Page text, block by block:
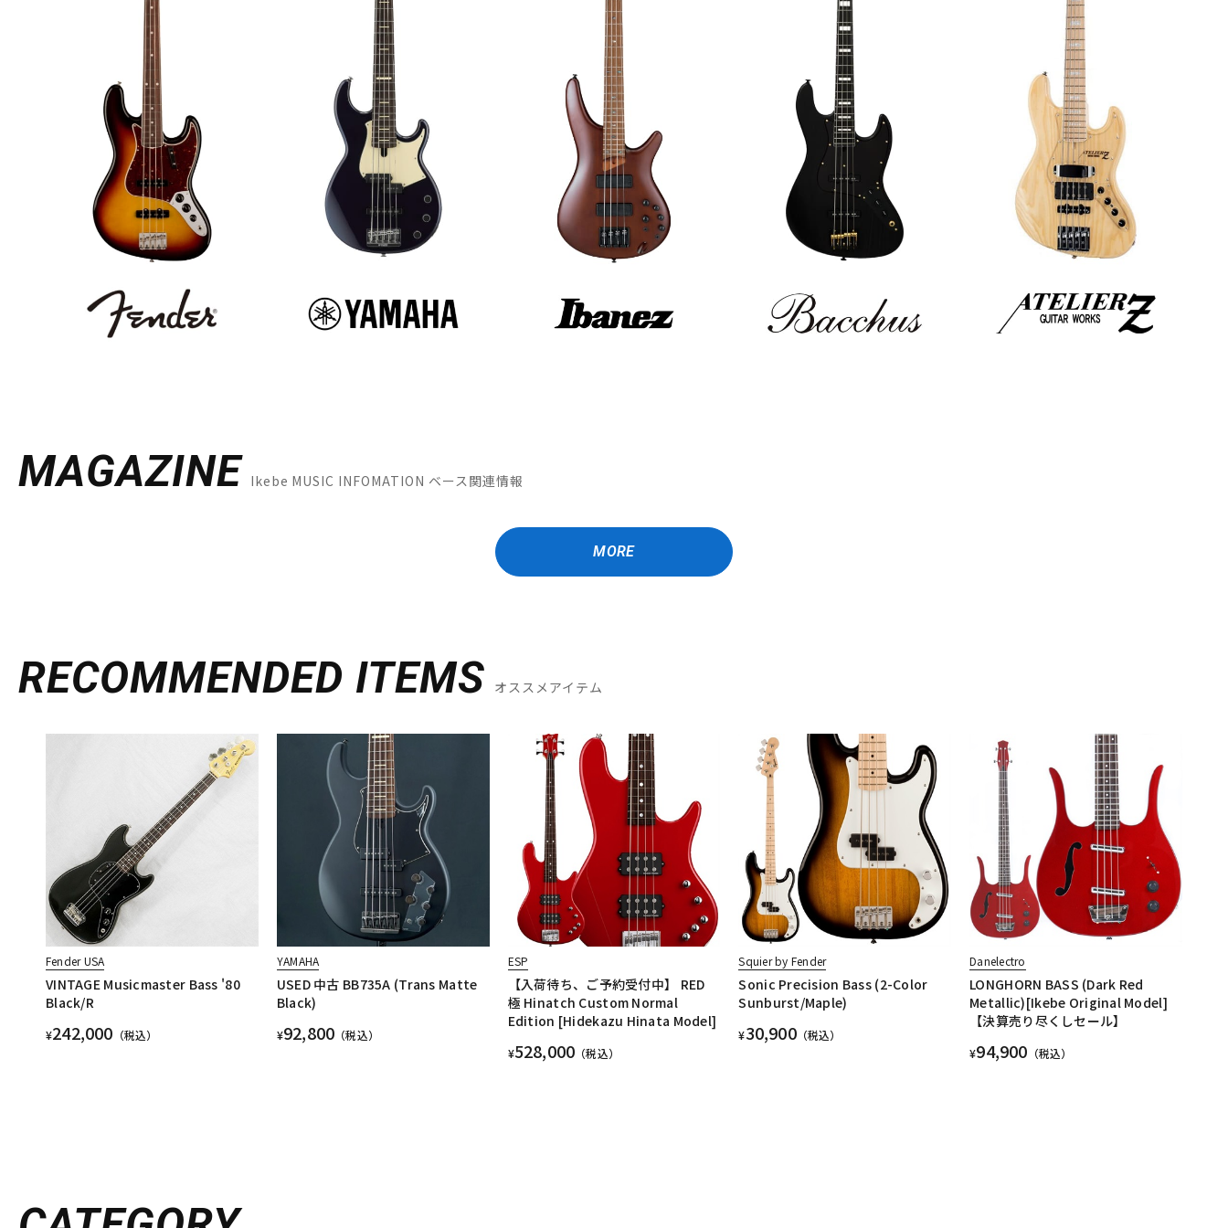
MAGAZINE Ikebe MUSIC INFOMATION ベース関連情報
MORE
RECOMMENDED ITEMS オススメアイテム
Fender USA
VINTAGE Musicmaster Bass '80
Black/R
¥242,000 （税込）
YAMAHA
USED 中古 BB735A (Trans Matte
Black)
¥92,800 （税込）
ESP
【入荷待ち、ご予約受付中】 RED
極 Hinatch Custom Normal
Edition [Hidekazu Hinata Model]
¥528,000 （税込）
Squier by Fender
Sonic Precision Bass (2-Color
Sunburst/Maple)
¥30,900（税込）
Danelectro
LONGHORN BASS (Dark Red
Metallic)[Ikebe Original Model]
【決算売り尽くしセール】
¥94,900 （税込）